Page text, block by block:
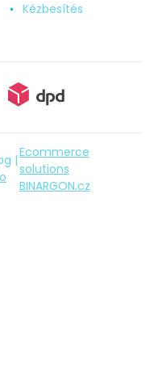
Kézbesítés
|
Ecommerce
solutions
BINARGON.cz